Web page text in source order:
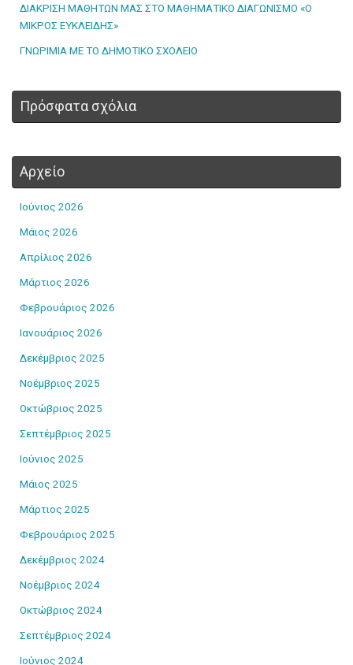
ΔΙΑΚΡΙΣΗ ΜΑΘΗΤΩΝ ΜΑΣ ΣΤΟ ΜΑΘΗΜΑΤΙΚΟ ΔΙΑΓΩΝΙΣΜΟ «Ο
ΜΙΚΡΟΣ ΕΥΚΛΕΙΔΗΣ»
ΓΝΩΡΙΜΙΑ ΜΕ ΤΟ ΔΗΜΟΤΙΚΟ ΣΧΟΛΕΙΟ
Πρόσφατα σχόλια
Αρχείο
Ιούνιος 2026
Μάιος 2026
Απρίλιος 2026
Μάρτιος 2026
Φεβρουάριος 2026
Ιανουάριος 2026
Δεκέμβριος 2025
Νοέμβριος 2025
Οκτώβριος 2025
Σεπτέμβριος 2025
Ιούνιος 2025
Μάιος 2025
Μάρτιος 2025
Φεβρουάριος 2025
Δεκέμβριος 2024
Νοέμβριος 2024
Οκτώβριος 2024
Σεπτέμβριος 2024
Ιούνιος 2024